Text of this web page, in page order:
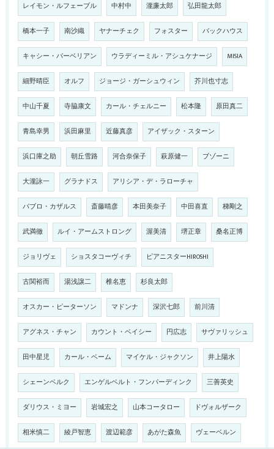
レイモン・ルフェーブル 中村中 瀧廉太郎 弘田龍太郎
橋本一子 南沙織 ヤナーチェク フォスター バックハウス
キャシー・バーベリアン ウラディーミル・アシュケナージ MISIA
細野晴臣 オルフ ジョージ・ガーシュウィン 芥川也寸志
中山千夏 寺脇康文 カール・チェルニー 松本隆 原田真二
青島幸男 浜田麻里 近藤真彦 アイザック・スターン
浜口庫之助 朝丘雪路 河合奈保子 萩原健一 ブゾーニ
大瀧詠一 グラナドス アリシア・デ・ラローチャ
パブロ・カザルス 斎藤晴彦 本田美奈子 中田喜直 梯剛之
武満徹 ルイ・アームストロング 渥美清 堺正章 桑名正博
ジョリヴェ ショスタコーヴィチ ピアニスターHIROSHI
古関裕而 湯浅譲二 椎名恵 杉良太郎
オスカー・ピーターソン マドンナ 深沢七郎 前川清
アグネス・チャン カウント・ベイシー 円広志 サヴァリッシュ
田中星児 カール・ベーム マイケル・ジャクソン 井上陽水
シェーンベルク エンゲルベルト・フンパーディンク 三善英史
ダリウス・ミヨー 岩城宏之 山本コータロー ドヴォルザーク
相米慎二 綾戸智恵 渡辺範彦 あがた森魚 ヴェーベルン